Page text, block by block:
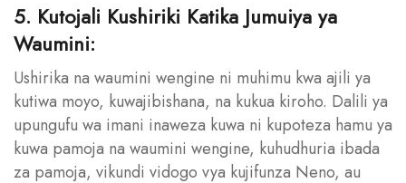
5. Kutojali Kushiriki Katika Jumuiya ya
Waumini:
Ushirika na waumini wengine ni muhimu kwa ajili ya
kutiwa moyo, kuwajibishana, na kukua kiroho. Dalili ya
upungufu wa imani inaweza kuwa ni kupoteza hamu ya
kuwa pamoja na waumini wengine, kuhudhuria ibada
za pamoja, vikundi vidogo vya kujifunza Neno, au